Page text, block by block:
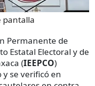
pantalla
Permanente de
Estatal Electoral y de
(IEEPCO)
y se verificó en